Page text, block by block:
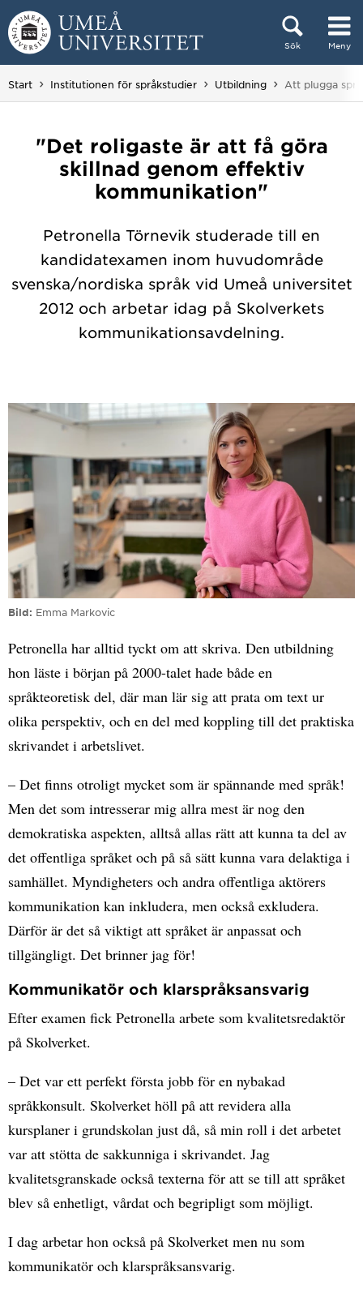
Hoppa direkt till innehållet
Sök Meny
Huvudmenyn dold.
Start Institutionen för språkstudier Utbildning Du är här:
Att plugga
"Det roligaste är att få göra
skillnad genom effektiv
kommunikation"
Petronella Törnevik studerade till en
kandidatexamen inom huvudområde
svenska/nordiska språk vid Umeå universitet
2012 och arbetar idag på Skolverkets
kommunikationsavdelning.
Bild Emma Markovic
Petronella har alltid tyckt om att skriva. Den utbildning
hon läste i början på 2000-talet hade både en
språkteoretisk del, där man lär sig att prata om text ur
olika perspektiv, och en del med koppling till det praktiska
skrivandet i arbetslivet.
– Det finns otroligt mycket som är spännande med språk!
Men det som intresserar mig allra mest är nog den
demokratiska aspekten, alltså allas rätt att kunna ta del av
det offentliga språket och på så sätt kunna vara delaktiga i
samhället. Myndigheters och andra offentliga aktörers
kommunikation kan inkludera, men också exkludera.
Därför är det så viktigt att språket är anpassat och
tillgängligt. Det brinner jag för!
Kommunikatör och klarspråksansvarig
Efter examen fick Petronella arbete som kvalitetsredaktör
på Skolverket.
– Det var ett perfekt första jobb för en nybakad
språkkonsult. Skolverket höll på att revidera alla
kursplaner i grundskolan just då, så min roll i det arbetet
var att stötta de sakkunniga i skrivandet. Jag
kvalitetsgranskade också texterna för att se till att språket
blev så enhetligt, vårdat och begripligt som möjligt.
I dag arbetar hon också på Skolverket men nu som
kommunikatör och klarspråksansvarig.